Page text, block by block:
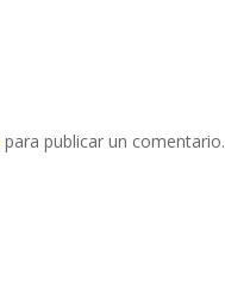
para publicar un comentario.